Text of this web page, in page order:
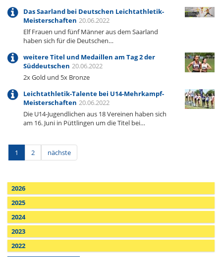
Das Saarland bei Deutschen Leichtathletik-
Meisterschaften 20.06.2022
Elf Frauen und fünf Männer aus dem Saarland
haben sich für die Deutschen…
weitere Titel und Medaillen am Tag 2 der
Süddeutschen 20.06.2022
2x Gold und 5x Bronze
Leichtathletik-Talente bei U14-Mehrkampf-
Meisterschaften 20.06.2022
Die U14-Jugendlichen aus 18 Vereinen haben sich
am 16. Juni in Püttlingen um die Titel bei…
1 2 nächste
2026
2025
2024
2023
2022